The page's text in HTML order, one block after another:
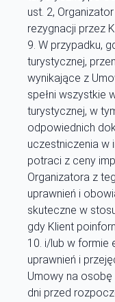
ust. 2,
rezygnacji przez
W przypadku,
turystycznej,
wynikające z
spełni wszystkie
turystycznej, w
odpowiednich
uczestniczenia w
potraci z ceny
Organizatora z
uprawnień i
skuteczne w
gdy Klient
i/lub w formie
uprawnień i
Umowy na
dni przed